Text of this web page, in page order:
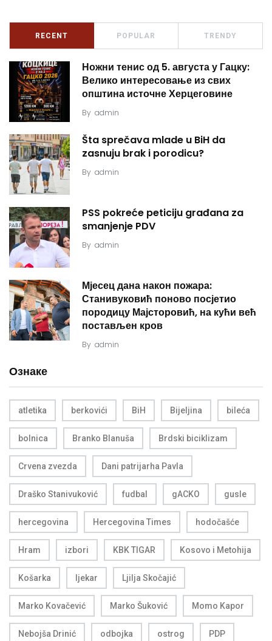
RECENT POPULAR TRENDY
Ножни тенис од 5. августа у Гацку:
Велико интересовање из свих
општина источне Херцеговине
By admin
Šta sprečava mlade u BiH da
zasnuju brak i porodicu?
By admin
PSS pokreće peticiju građana za
smanjenje PDV
By admin
Мјесец дана након пожара:
Станивуковић поново посјетио
породицу Мајсторовић, на кући већ
постављен кров
By admin
Ознаке
atletika berkovići BiH Bijeljina bileća
bolnica Branko Blanuša Brdski biciklizam
Crvena zvezda Dani patrijarha Pavla
Draško Stanivuković fudbal gACKO gusle
hercegovina Hercegovina Times hodočašće
Hram izbori KBK TIGAR Kosovo i Metohija
Košarka ljekar Ljilja Skočajić
Marko Kovačević Marko Šuković Momo Kapor
Nebojša Drinić odbojka ostrog PDP